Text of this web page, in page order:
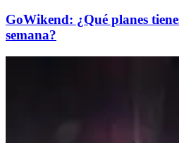
GoWikend: ¿Qué planes
semana?